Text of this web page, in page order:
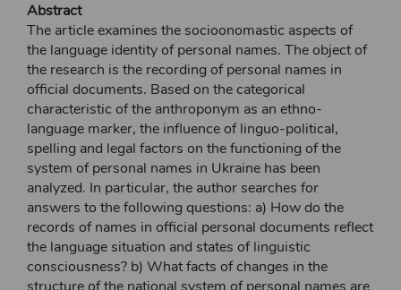
Abstract
The article examines the socioonomastic aspects of
the language identity of personal names. The object of
the research is the recording of personal names in
official documents. Based on the categorical
characteristic of the anthroponym as an ethno-
language marker, the influence of linguo-political,
spelling and legal factors on the functioning of the
system of personal names in Ukraine has been
analyzed. In particular, the author searches for
answers to the following questions: a) How do the
records of names in official personal documents reflect
the language situation and states of linguistic
consciousness? b) What facts of changes in the